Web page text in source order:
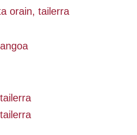
orain, tailerra